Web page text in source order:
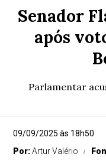
Senador
após
Parlamentar
09/09/2025 às 18h50
Por:Artur Valério